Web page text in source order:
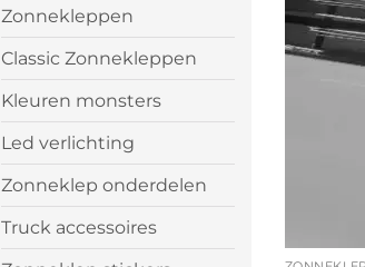
Zonnekleppen
Classic Zonnekleppen
Kleuren monsters
Led verlichting
Zonneklep onderdelen
Truck accessoires